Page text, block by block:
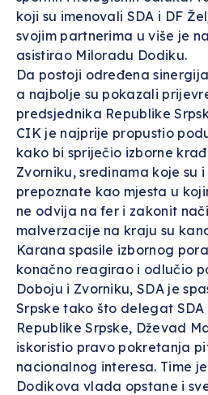
koji su imenovali SDA i DF
svojim partnerima u više je
asistirao Miloradu Dodiku.
Da postoji određena
a najbolje su pokazali
predsjednika Republike
CIK je najprije propustio
kako bi spriječio izborne
Zvorniku, sredinama koje su
prepoznate kao mjesta u
ne odvija na fer i zakonit
malverzacije na kraju su
Karana spasile izbornog
konačno reagirao i odlučio
Doboju i Zvorniku, SDA je
Srpske tako što delegat
Republike Srpske, Dževad
iskoristio pravo pokretanja
nacionalnog interesa. Time
Dodikova vlada opstane i